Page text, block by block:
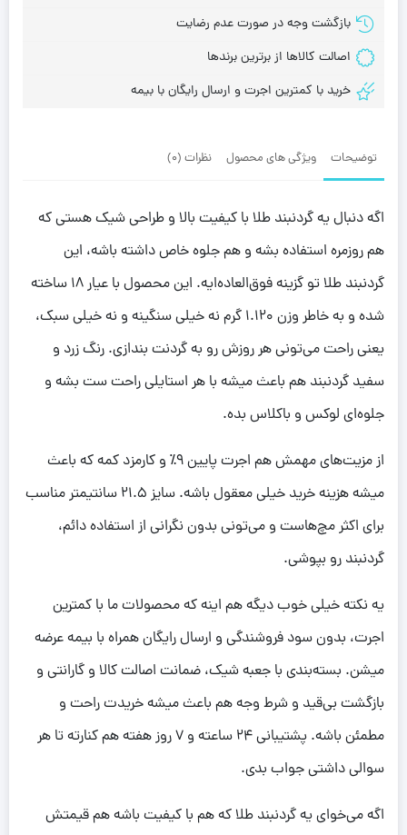
بازگشت وجه در صورت عدم رضایت
اصالت کالاها از برترین برندها
خرید با کمترین اجرت و ارسال رایگان با بیمه
توضیحات ویژگی های محصول نظرات (0)
اگه دنبال یه گردنبند طلا با کیفیت بالا و طراحی شیک هستی که
هم روزمره استفاده بشه و هم جلوه خاص داشته باشه، این
گردنبند طلا تو گزینه فوق‌العاده‌ایه. این محصول با عیار ۱۸ ساخته
شده و به خاطر وزن 1.120 گرم نه خیلی سنگینه و نه خیلی سبک،
یعنی راحت می‌تونی هر روزش رو به گردنت بندازی. رنگ زرد و
سفید گردنبند هم باعث میشه با هر استایلی راحت ست بشه و
جلوه‌ای لوکس و باکلاس بده.
از مزیت‌های مهمش هم اجرت پایین ۹٪ و کارمزد کمه که باعث
میشه هزینه خرید خیلی معقول باشه. سایز ۲۱.۵ سانتیمتر مناسب
برای اکثر مچ‌هاست و می‌تونی بدون نگرانی از استفاده دائم،
گردنبند رو بپوشی.
یه نکته خیلی خوب دیگه هم اینه که محصولات ما با کمترین
اجرت، بدون سود فروشندگی و ارسال رایگان همراه با بیمه عرضه
میشن. بسته‌بندی با جعبه شیک، ضمانت اصالت کالا و گارانتی و
بازگشت بی‌قید و شرط وجه هم باعث میشه خریدت راحت و
مطمئن باشه. پشتیبانی ۲۴ ساعته و ۷ روز هفته هم کنارته تا هر
سوالی داشتی جواب بدی.
اگه می‌خوای یه گردنبند طلا که هم با کیفیت باشه هم قیمتش